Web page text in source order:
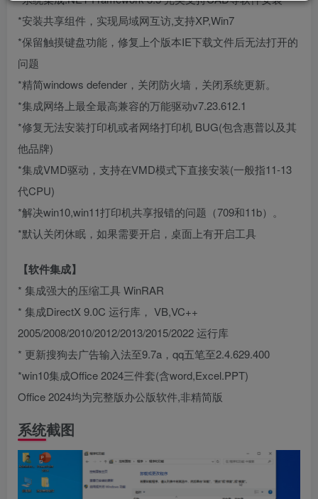
*安装共享组件，实现局域网互访,支持XP,Win7
*保留触摸键盘功能，修复上个版本IE下载文件后无法打开的
问题
*精简windows defender，关闭防火墙，关闭系统更新。
*集成网络上最全最高兼容的万能驱动v7.23.612.1
*修复无法安装打印机或者网络打印机 BUG(包含惠普以及其
他品牌)
*集成VMD驱动，支持在VMD模式下直接安装(一般指11-13
代CPU)
*解决win10,win11打印机共享报错的问题（709和11b）。
*默认关闭休眠，如果需要开启，桌面上有开启工具
【软件集成】
* 集成强大的压缩工具 WinRAR
* 集成DirectX 9.0C 运行库， VB,VC++
2005/2008/2010/2012/2013/2015/2022 运行库
* 更新搜狗去广告输入法至9.7a，qq五笔至2.4.629.400
*win10集成Office 2024三件套(含word,Excel.PPT)
Office 2024均为完整版办公版软件,非精简版
系统截图